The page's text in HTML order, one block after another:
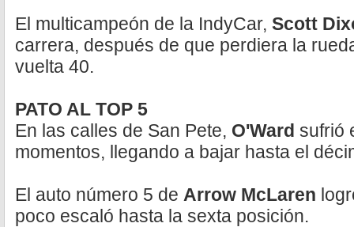
El multicampeón de la IndyCar, Scott
carrera, después de que perdiera la
vuelta 40.
PATO AL TOP 5
En las calles de San Pete, O'Ward sufrió
momentos, llegando a bajar hasta el
El auto número 5 de Arrow McLaren
poco escaló hasta la sexta posición.